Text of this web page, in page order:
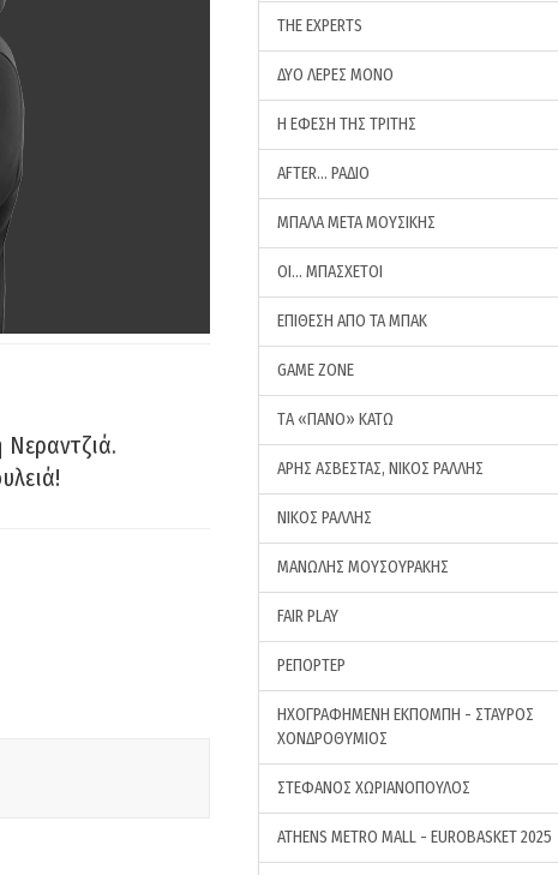
THE EXPERTS
ΔΥΟ ΛΕΡΕΣ ΜΟΝΟ
Η ΕΦΕΣΗ ΤΗΣ ΤΡΙΤΗΣ
AFTER… ΡΑΔΙΟ
ΜΠΑΛΑ ΜΕΤΑ ΜΟΥΣΙΚΗΣ
ΟΙ… ΜΠΑΣΧΕΤΟΙ
ΕΠΙΘΕΣΗ ΑΠΟ ΤΑ ΜΠΑΚ
GAME ZONE
ΤA «ΠΑΝΟ» ΚΑΤΩ
ΑΡΗΣ ΑΣΒΕΣΤΑΣ, ΝΙΚΟΣ ΡΑΛΛΗΣ
ΝΙΚΟΣ ΡΑΛΛΗΣ
ΜΑΝΩΛΗΣ ΜΟΥΣΟΥΡΑΚΗΣ
FAIR PLAY
ΡΕΠΟΡΤΕΡ
ΗΧΟΓΡΑΦΗΜΕΝΗ ΕΚΠΟΜΠΗ - ΣΤΑΥΡΟΣ
ΧΟΝΔΡΟΘΥΜΙΟΣ
ΣΤΕΦΑΝΟΣ ΧΩΡΙΑΝΟΠΟΥΛΟΣ
ATHENS METRO MALL - EUROBASKET 2025